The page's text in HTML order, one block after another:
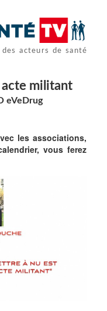
acteurs de santé
acte militant
eVeDrug
les associations,
vous ferez